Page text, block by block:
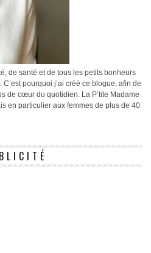
de santé et de tous les petits bonheurs
pourquoi j’ai créé ce blogue, afin de
de cœur du quotidien. La P’tite Madame
en particulier aux femmes de plus de 40